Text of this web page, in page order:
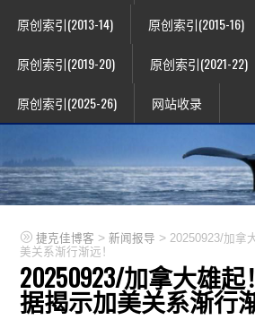
原创索引(2013-14) 原创索引(2015-16)
原创索引(2019-20) 原创索引(2021-22)
原创索引(2025-26) 网站收录
捷克佳博客 >新闻报导 > 20250923/加拿
美关系渐行渐远！
20250923/加拿大雄
据揭示加美关系渐行